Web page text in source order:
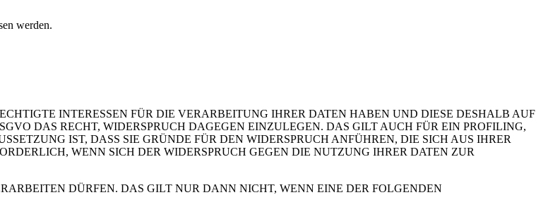
werden.
INTERESSEN FÜR DIE VERARBEITUNG IHRER DATEN HABEN UND DIESE DESHALB AUF
DAS RECHT, WIDERSPRUCH DAGEGEN EINZULEGEN. DAS GILT AUCH FÜR EIN PROFILING,
IST, DASS SIE GRÜNDE FÜR DEN WIDERSPRUCH ANFÜHREN, DIE SICH AUS IHRER
WENN SICH DER WIDERSPRUCH GEGEN DIE NUTZUNG IHRER DATEN ZUR
DÜRFEN. DAS GILT NUR DANN NICHT, WENN EINE DER FOLGENDEN